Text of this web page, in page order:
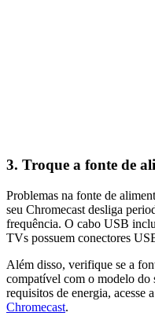
3. Troque a fonte de
Problemas na fonte de
seu Chromecast desliga
frequência. O cabo USB
TVs possuem conectores
Além disso, verifique se a
compatível com o modelo do
requisitos de energia, acesse a
Chromecast.